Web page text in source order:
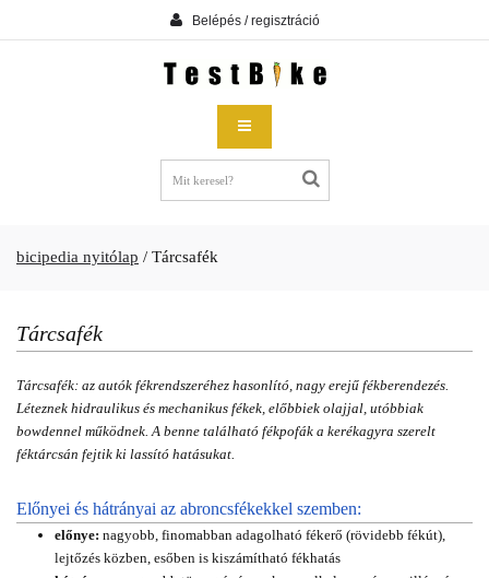
Belépés / regisztráció
bicipedia nyitólap / Tárcsafék
Tárcsafék
Tárcsafék: az autók fékrendszeréhez hasonlító, nagy erejű fékberendezés.
Léteznek hidraulikus és mechanikus fékek, előbbiek olajjal, utóbbiak
bowdennel működnek. A benne található fékpofák a kerékagyra szerelt
féktárcsán fejtik ki lassító hatásukat.
Előnyei és hátrányai az abroncsfékekkel szemben:
előnye: nagyobb, finomabban adagolható fékerő (rövidebb fékút),
lejtőzés közben, esőben is kiszámítható fékhatás